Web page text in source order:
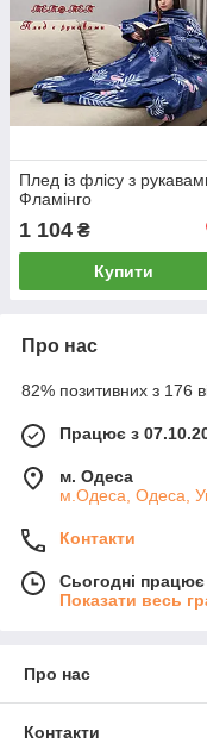
Плед із флісу з
Фламінго
1 104 ₴
Купити
Про нас
82% позитивних з 176
Працює з
м. Одеса
м.Одеса, Одеса,
Контакти
Сьогодні
Показати весь
Про нас
Контакти